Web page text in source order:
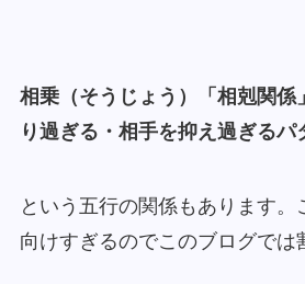
相乗（そうじょう）「相剋関係
り過ぎる・相手を抑え過ぎるパ
という五行の関係もあります。
向けすぎるのでこのブログで